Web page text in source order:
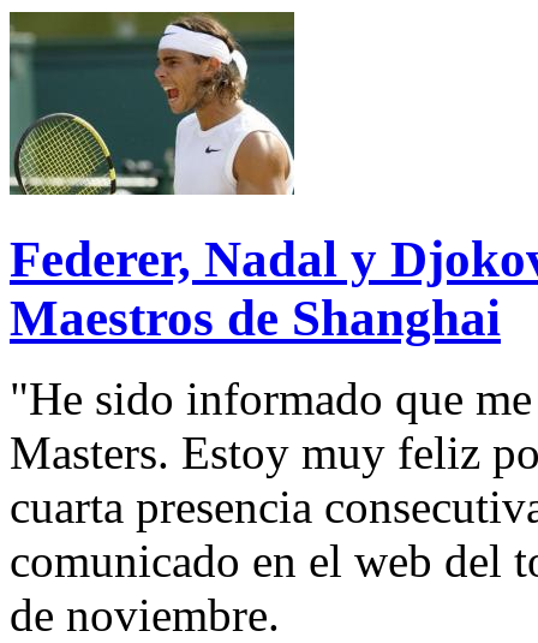
Federer, Nadal y
Maestros de Shanghai
"He sido informado que
Masters. Estoy muy feliz
cuarta presencia
comunicado en el web del
de noviembre.